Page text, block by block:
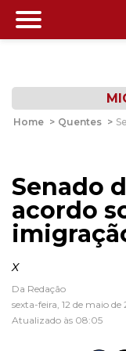
Home > Quentes >
Senado
acordo
x
Da Redação
sexta-feira, 12 de maio
Atualizado às 08:05